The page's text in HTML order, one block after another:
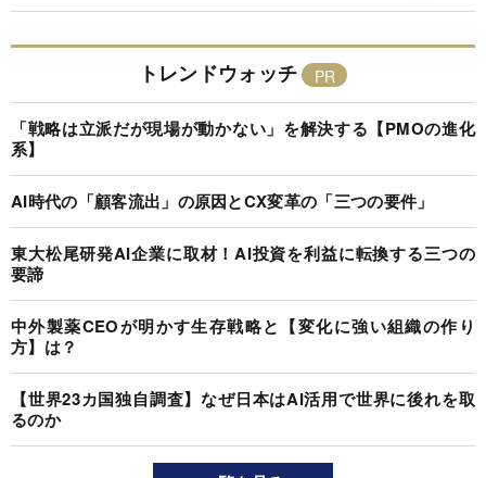
トレンドウォッチ
「戦略は立派だが現場が動かない」を解決する【PMOの進化
系】
AI時代の「顧客流出」の原因とCX変革の「三つの要件」
東大松尾研発AI企業に取材！AI投資を利益に転換する三つの
要諦
中外製薬CEOが明かす生存戦略と【変化に強い組織の作り
方】は？
【世界23カ国独自調査】なぜ日本はAI活用で世界に後れを取
るのか